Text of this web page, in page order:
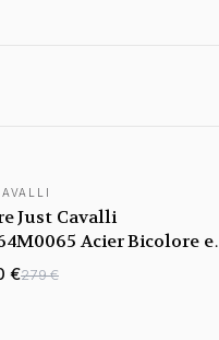
Just Cavalli
Acier Bicolore et
Vert
€279 €